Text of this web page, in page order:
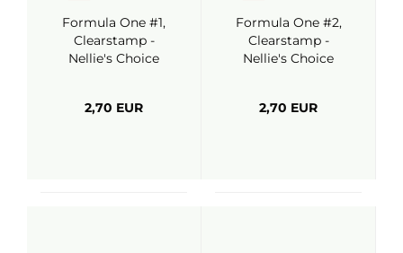
Formula One #1,
Clearstamp -
Nellie's Choice
2,70 EUR
Formula One #2,
Clearstamp -
Nellie's Choice
2,70 EUR